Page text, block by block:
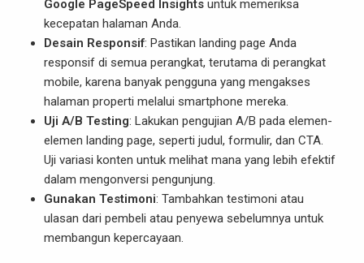
Google PageSpeed Insights untuk memeriksa
kecepatan halaman Anda.
Desain Responsif: Pastikan landing page Anda
responsif di semua perangkat, terutama di perangkat
mobile, karena banyak pengguna yang mengakses
halaman properti melalui smartphone mereka.
Uji A/B Testing: Lakukan pengujian A/B pada elemen-
elemen landing page, seperti judul, formulir, dan CTA.
Uji variasi konten untuk melihat mana yang lebih efektif
dalam mengonversi pengunjung.
Gunakan Testimoni: Tambahkan testimoni atau
ulasan dari pembeli atau penyewa sebelumnya untuk
membangun kepercayaan.